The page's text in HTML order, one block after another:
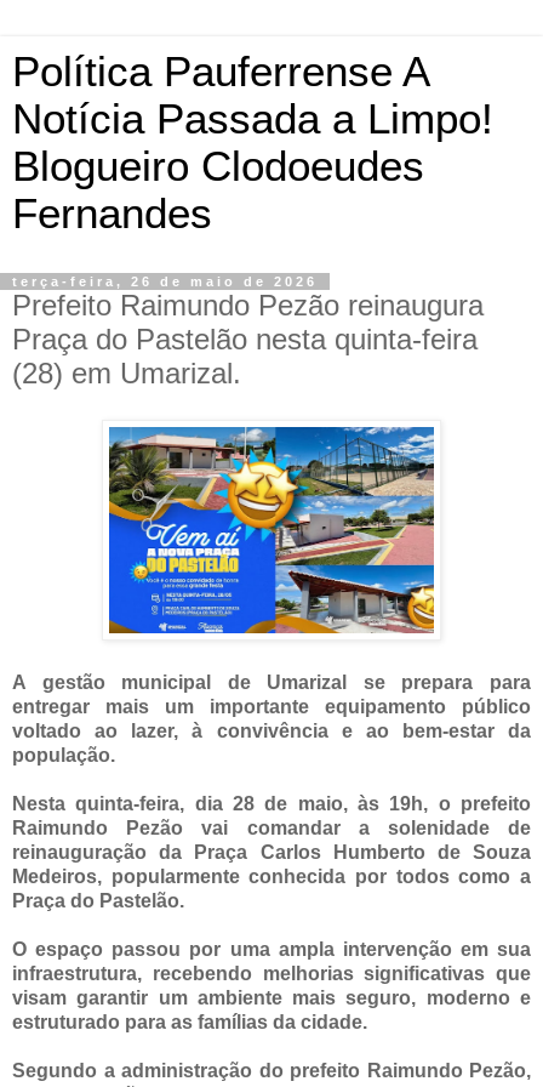
Política Pauferrense A
Notícia Passada a Limpo!
Blogueiro Clodoeudes
Fernandes
terça-feira, 26 de maio de 2026
Prefeito Raimundo Pezão reinaugura
Praça do Pastelão nesta quinta-feira
(28) em Umarizal.
A gestão municipal de Umarizal se prepara para
entregar mais um importante equipamento público
voltado ao lazer, à convivência e ao bem-estar da
população.
Nesta quinta-feira, dia 28 de maio, às 19h, o prefeito
Raimundo Pezão vai comandar a solenidade de
reinauguração da Praça Carlos Humberto de Souza
Medeiros, popularmente conhecida por todos como a
Praça do Pastelão.
O espaço passou por uma ampla intervenção em sua
infraestrutura, recebendo melhorias significativas que
visam garantir um ambiente mais seguro, moderno e
estruturado para as famílias da cidade.
Segundo a administração do prefeito Raimundo Pezão,